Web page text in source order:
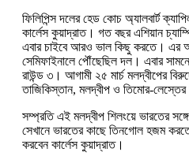
ফিলিপিন্স দলের হেড কোচ অ্যালবার্ট
কার্লেস কুয়াদ্রাত। গত বছর এশিয়ান
এবার চাইবে আরও ভাল কিছু করতে।
সেমিফাইনালে পৌঁছেছিল দল। এবার
রাউন্ড ৩। আগামী ২৫ মার্চ মলদ্বীপের
তাজিকিস্তান, মলদ্বীপ ও তিমোর-লেস্তের
সম্প্রতি এই মলদ্বীপ শিলংয়ে ভারতের
সেখানে ভারতের কাছে তিনগোল হজম
করবেন কার্লেস কুয়াদ্রাত।